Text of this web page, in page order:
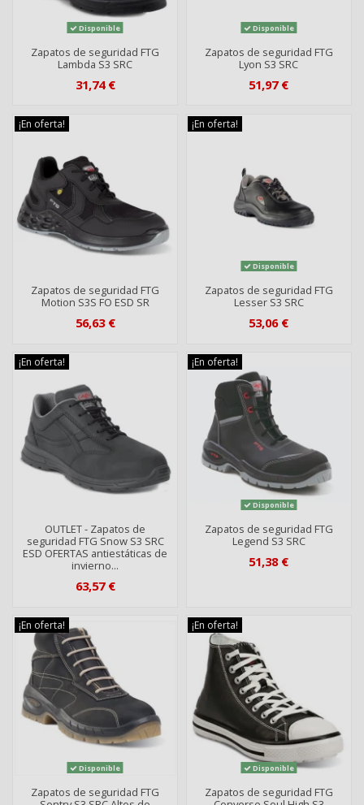
Disponible
Zapatos de seguridad FTG
Lambda S3 SRC
31,74 €
Disponible
Zapatos de seguridad FTG
Lyon S3 SRC
51,97 €
¡En oferta!
Zapatos de seguridad FTG
Motion S3S FO ESD SR
56,63 €
¡En oferta!
Disponible
Zapatos de seguridad FTG
Lesser S3 SRC
53,06 €
¡En oferta!
OUTLET - Zapatos de
seguridad FTG Snow S3 SRC
ESD OFERTAS antiestáticas de
invierno...
63,57 €
¡En oferta!
Disponible
Zapatos de seguridad FTG
Legend S3 SRC
51,38 €
¡En oferta!
Disponible
Zapatos de seguridad FTG
¡En oferta!
Disponible
Zapatos de seguridad FTG